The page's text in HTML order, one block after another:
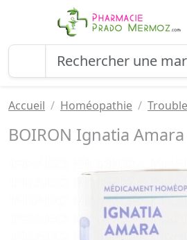
Accueil Homéopathie
BOIRON Ignatia